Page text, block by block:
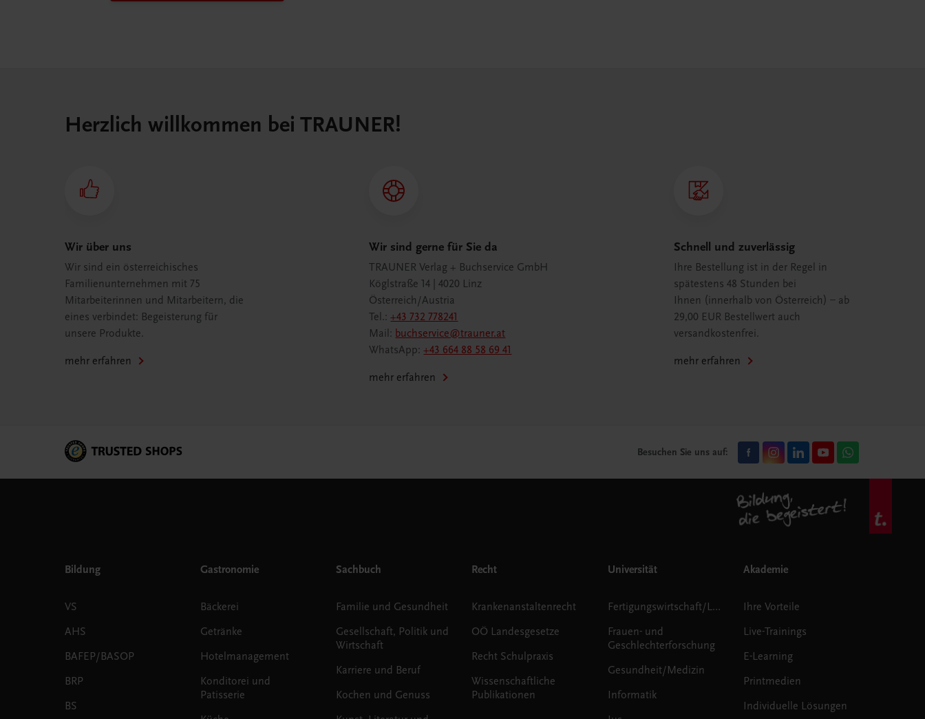
Herzlich willkommen bei TRAUNER!
Wir über uns
Wir sind ein österreichisches
Familienunternehmen mit 75
Mitarbeiterinnen und Mitarbeitern, die
eines verbindet: Begeisterung für
unsere Produkte.
mehr erfahren
Wir sind gerne für Sie da
TRAUNER Verlag + Buchservice GmbH
Köglstraße 14 | 4020 Linz
Österreich/Austria
Tel.:+43 732 778241
Mail: buchservice@trauner.at
WhatsApp:+43 664 88 58 69 41
mehr erfahren
Schnell und zuverlässig
Ihre Bestellung ist in der Regel in
spätestens 48 Stunden bei
Ihnen (innerhalb von Österreich) – ab
29,00 EUR Bestellwert auch
versandkostenfrei.
mehr erfahren
Besuchen Sie uns auf:
Bildung
VS
AHS
BAFEP/BASOP
BRP
BS
Gastronomie
Bäckerei
Getränke
Hotelmanagement
Konditorei und
Patisserie
Sachbuch
Familie und Gesundheit
Gesellschaft, Politik und
Wirtschaft
Karriere und Beruf
Kochen und Genuss
Recht
Krankenanstaltenrecht
OÖ Landesgesetze
Recht Schulpraxis
Wissenschaftliche
Publikationen
Universität
Fertigungswirtschaft/Logistik
Frauen- und
Geschlechterforschung
Gesundheit/Medizin
Informatik
Akademie
Ihre Vorteile
Live-Trainings
E-Learning
Printmedien
Individuelle Lösungen